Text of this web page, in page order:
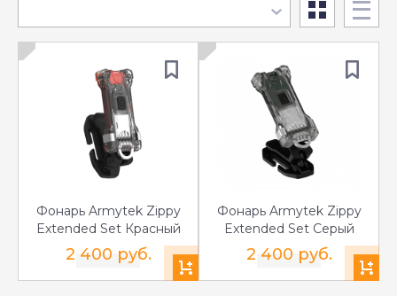
Фонарь Armytek Zippy
Extended Set Красный
2 400 руб.
Фонарь Armytek Zippy
Extended Set Серый
2 400 руб.